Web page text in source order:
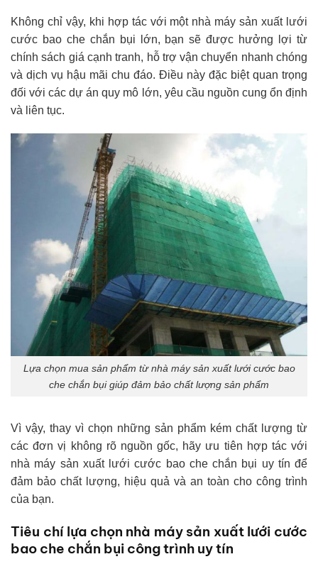
Không chỉ vậy, khi hợp tác với một nhà máy sản xuất lưới
cước bao che chắn bụi lớn, bạn sẽ được hưởng lợi từ
chính sách giá cạnh tranh, hỗ trợ vận chuyển nhanh chóng
và dịch vụ hậu mãi chu đáo. Điều này đặc biệt quan trọng
đối với các dự án quy mô lớn, yêu cầu nguồn cung ổn định
và liên tục.
Lựa chọn mua sản phẩm từ nhà máy sản xuất lưới cước bao
che chắn bụi giúp đảm bảo chất lượng sản phẩm
Vì vậy, thay vì chọn những sản phẩm kém chất lượng từ
các đơn vị không rõ nguồn gốc, hãy ưu tiên hợp tác với
nhà máy sản xuất lưới cước bao che chắn bụi uy tín để
đảm bảo chất lượng, hiệu quả và an toàn cho công trình
của bạn.
Tiêu chí lựa chọn nhà máy sản xuất lưới cước
bao che chắn bụi công trình uy tín